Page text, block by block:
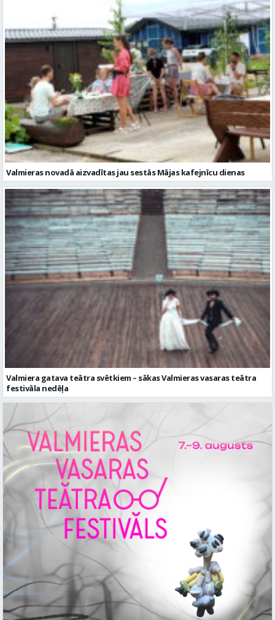
Valmieras novadā aizvadītas jau sestās Mājas kafejnīcu dienas
Valmiera gatava teātra svētkiem – sākas Valmieras vasaras teātra
festivāla nedēļa